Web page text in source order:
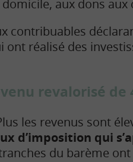
aux dons
contribuables
réalisé des
revalorisé de
les revenus sont
d’imposition qui
du barème